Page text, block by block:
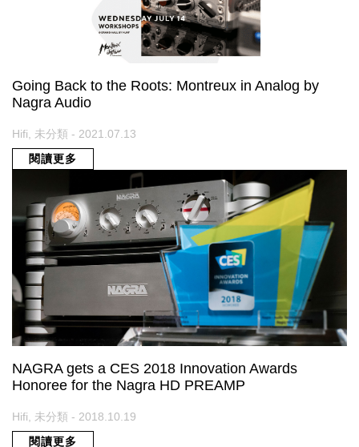
Going Back to the Roots: Montreux in Analog by
Nagra Audio
Hifi, 未分類 - 2021.07.13
閱讀更多
NAGRA gets a CES 2018 Innovation Awards